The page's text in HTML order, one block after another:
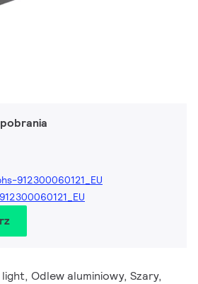
912300060121_EU
Odlew aluminiowy, Szary,